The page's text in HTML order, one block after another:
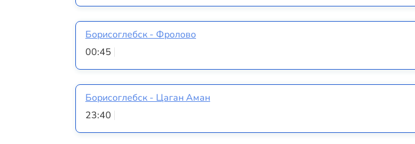
Борисоглебск - Фролово
00:45
Борисоглебск - Цаган Аман
23:40